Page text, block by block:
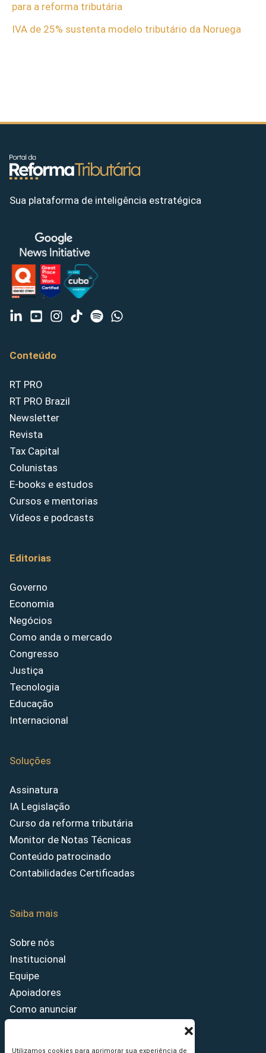
Utilizamos cookies para aprimorar sua experiência de
para a reforma tributária
IVA de 25% sustenta modelo tributário da Noruega
Sua plataforma de inteligência estratégica
Conteúdo
RT PRO
RT PRO Brazil
Newsletter
Revista
Tax Capital
Colunistas
E-books e estudos
Cursos e mentorias
Vídeos e podcasts
Editorias
Governo
Economia
Negócios
Como anda o mercado
Congresso
Justiça
Tecnologia
Educação
Internacional
Soluções
Assinatura
IA Legislação
Curso da reforma tributária
Monitor de Notas Técnicas
Conteúdo patrocinado
Contabilidades Certificadas
Saiba mais
Sobre nós
Institucional
Equipe
Apoiadores
Como anunciar